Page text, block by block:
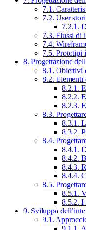
7.1.
7.2. User
7.2.1.
7.3. Flussi di
7.4.
7.5. Prototipi
8. Progettazione
8.1. Obiettivi
8.2. Elementi
8.2.1.
8.2.2.
8.2.3.
8.3.
8.3.1.
8.3.2.
8.4.
8.4.1.
8.4.2.
8.4.3.
8.4.4.
8.5.
8.5.1.
8.5.2. I
9. Sviluppo
9.1.
9.1.1.